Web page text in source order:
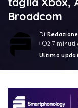
Broadcom
Posted
by
Di Redazione
27 minuti
Ultimo